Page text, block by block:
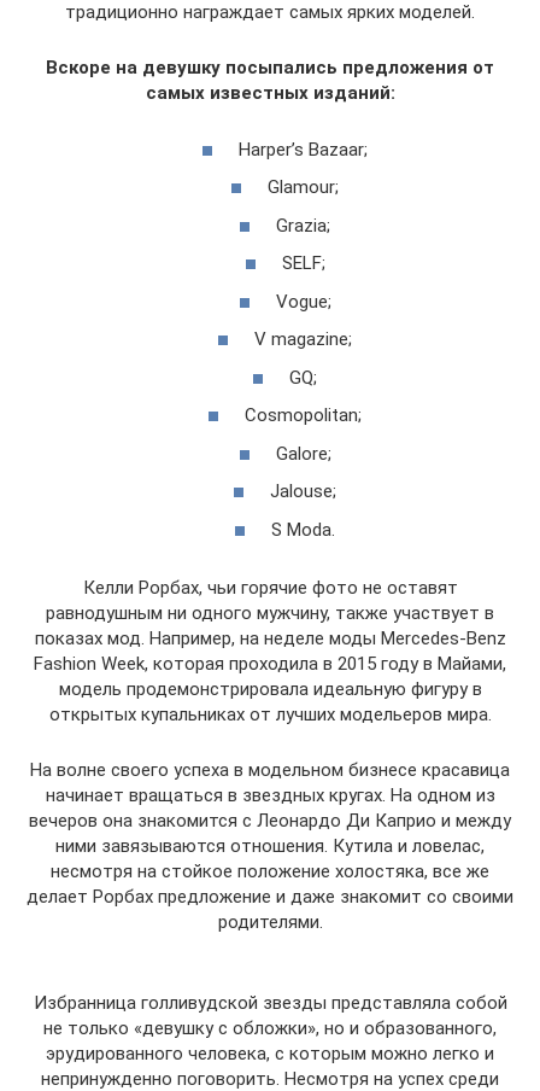
традиционно награждает самых ярких моделей.
Вскоре на девушку посыпались предложения от
самых известных изданий:
Harper’s Bazaar;
Glamour;
Grazia;
SELF;
Vogue;
V magazine;
GQ;
Cosmopolitan;
Galore;
Jalouse;
S Moda.
Келли Рорбах, чьи горячие фото не оставят
равнодушным ни одного мужчину, также участвует в
показах мод. Например, на неделе моды Mercedes-Benz
Fashion Week, которая проходила в 2015 году в Майами,
модель продемонстрировала идеальную фигуру в
открытых купальниках от лучших модельеров мира.
На волне своего успеха в модельном бизнесе красавица
начинает вращаться в звездных кругах. На одном из
вечеров она знакомится с Леонардо Ди Каприо и между
ними завязываются отношения. Кутила и ловелас,
несмотря на стойкое положение холостяка, все же
делает Рорбах предложение и даже знакомит со своими
родителями.
Избранница голливудской звезды представляла собой
не только «девушку с обложки», но и образованного,
эрудированного человека, с которым можно легко и
непринужденно поговорить. Несмотря на успех среди